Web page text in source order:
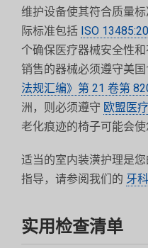
维护设备使其符合质量
际标准包括 ISO
个确保医疗器械安全性
销售的器械必须遵守美
法规汇编》第 21 卷第
洲，则必须遵守 欧盟医
老化痕迹的椅子可能会
适当的室内装潢护理是
指导，请参阅我们的 牙
实用检查清单